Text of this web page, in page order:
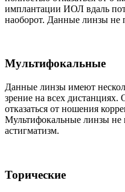
имплантации ИОЛ вдаль
наоборот. Данные линзы не
Мультифокальные
Данные линзы имеют
зрение на всех
отказаться от ношения
Мультифокальные линзы не
астигматизм.
Торические